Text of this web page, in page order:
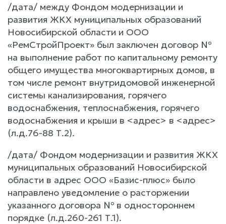
/дата/ между Фондом модернизации и
развития ЖКХ муниципальных образований
Новосибирской области и ООО
«РемСтройПроект» был заключен договор №
на выполнение работ по капитальному ремонту
общего имущества многоквартирных домов, в
том числе ремонт внутридомовой инженерной
системы канализирования, горячего
водоснабжения, теплоснабжения, горячего
водоснабжения и крыши в <адрес> в <адрес>
(л.д.76-88 Т.2).
/дата/ Фондом модернизации и развития ЖКХ
муниципальных образований Новосибирской
области в адрес ООО «Базис-плюс» было
направлено уведомление о расторжении
указанного договора № в одностороннем
порядке (л.д.260-261 Т.1).